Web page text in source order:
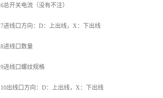
6总开关电流（没有不注）
7进线口方向：D：上出线，X：下出线
8进线口数量
9进线口螺纹规格
10出线口方向：D：上出线，X：下出线